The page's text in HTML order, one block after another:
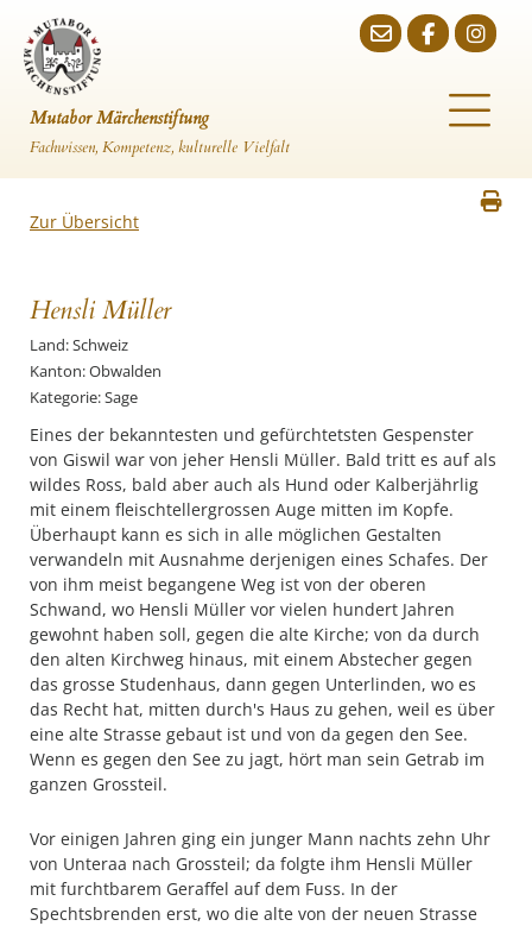
Mutabor Märchenstiftung
Fachwissen, Kompetenz, kulturelle Vielfalt
Zur Übersicht
Hensli Müller
Land: Schweiz
Kanton: Obwalden
Kategorie: Sage
Eines der bekanntesten und gefürchtetsten Gespenster
von Giswil war von jeher Hensli Müller. Bald tritt es auf als
wildes Ross, bald aber auch als Hund oder Kalberjährlig
mit einem fleischtellergrossen Auge mitten im Kopfe.
Überhaupt kann es sich in alle möglichen Gestalten
verwandeln mit Ausnahme derjenigen eines Schafes. Der
von ihm meist begangene Weg ist von der oberen
Schwand, wo Hensli Müller vor vielen hundert Jahren
gewohnt haben soll, gegen die alte Kirche; von da durch
den alten Kirchweg hinaus, mit einem Abstecher gegen
das grosse Studenhaus, dann gegen Unterlinden, wo es
das Recht hat, mitten durch's Haus zu gehen, weil es über
eine alte Strasse gebaut ist und von da gegen den See.
Wenn es gegen den See zu jagt, hört man sein Getrab im
ganzen Grossteil.
Vor einigen Jahren ging ein junger Mann nachts zehn Uhr
von Unteraa nach Grossteil; da folgte ihm Hensli Müller
mit furchtbarem Geraffel auf dem Fuss. In der
Spechtsbrenden erst, wo die alte von der neuen Strasse